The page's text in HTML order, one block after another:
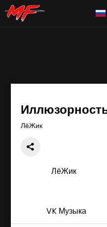
ЛёЖик
ЛёЖик
VK Музыка